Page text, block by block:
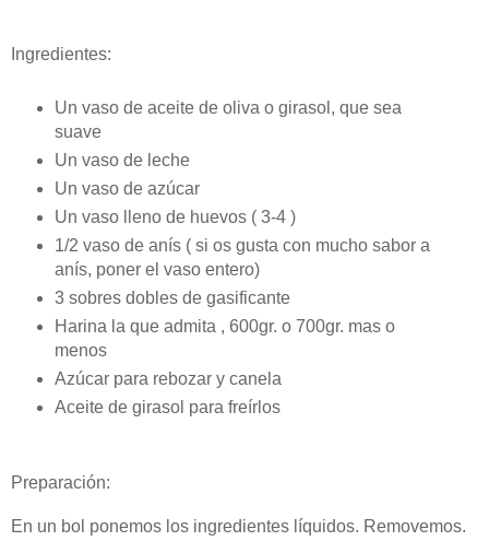
Ingredientes:
Un vaso de aceite de oliva o girasol, que sea
suave
Un vaso de leche
Un vaso de azúcar
Un vaso lleno de huevos ( 3-4 )
1/2 vaso de anís ( si os gusta con mucho sabor a
anís, poner el vaso entero)
3 sobres dobles de gasificante
Harina la que admita , 600gr. o 700gr. mas o
menos
Azúcar para rebozar y canela
Aceite de girasol para freírlos
Preparación:
En un bol ponemos los ingredientes líquidos. Removemos.